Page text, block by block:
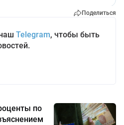
Поделиться
Telegram, чтобы быть
по